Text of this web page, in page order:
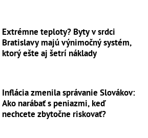
Extrémne teploty? Byty v srdci
Bratislavy majú výnimočný systém,
ktorý ešte aj šetrí náklady
Inflácia zmenila správanie Slovákov:
Ako narábať s peniazmi, keď
nechcete zbytočne riskovať?